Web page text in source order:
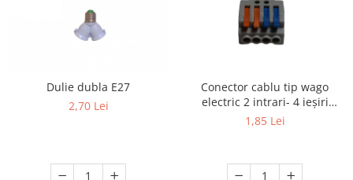
Dulie dubla E27
2,70 Lei
Conector cablu tip wago
electric 2 intrari- 4 ieșiri
.Reglete 2 intrari 4 ieșiri
1,85 Lei